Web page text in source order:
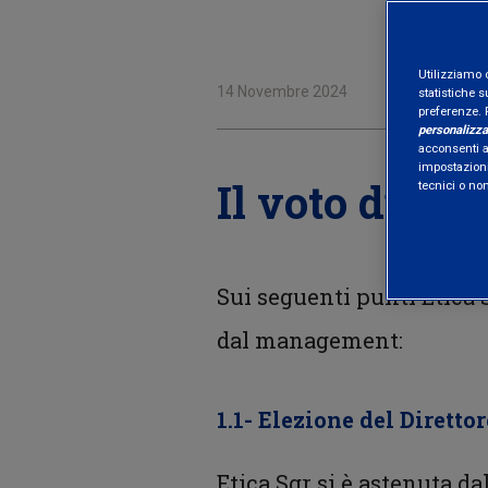
14 Novembre 2024
Il voto di
Sui seguenti punti Etica
dal management:
1.1- Elezione del
Utilizziamo
statistiche
preferenze.
personalizza
acconsenti
tecnici o